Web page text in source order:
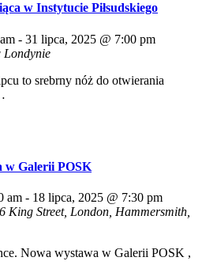
w Instytucie Piłsudskiego
- 31 lipca, 2025 @ 7:00 pm
Londynie
to srebrny nóż do otwierania
w Galerii POSK
am - 18 lipca, 2025 @ 7:30 pm
King Street, London, Hammersmith,
Nowa wystawa w Galerii POSK ,